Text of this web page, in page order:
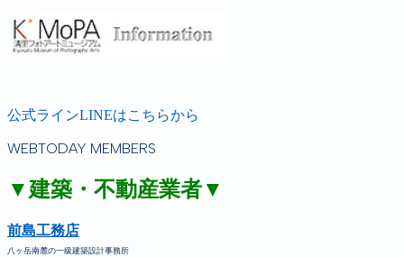
公式ラインLINEはこちらから
WEBTODAY MEMBERS
▼建築・不動産業者▼
前島工務店
八ヶ岳南麓の一級建築設計事務所